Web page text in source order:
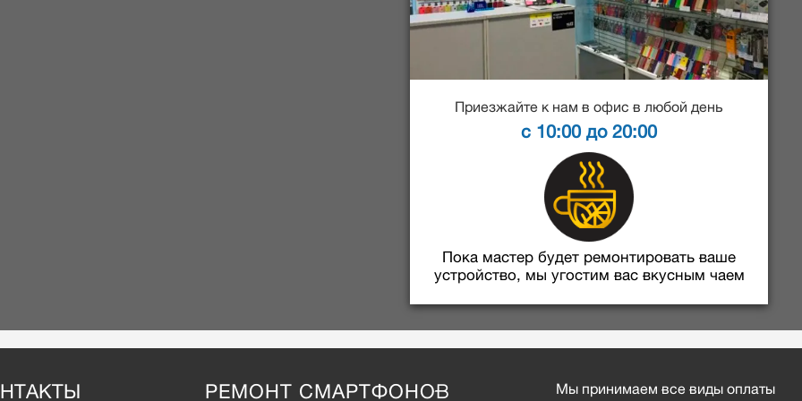
Приезжайте к нам в офис в любой день
с 10:00 до 20:00
Пока мастер будет ремонтировать ваше
устройство, мы угостим вас вкусным чаем
РЕМОНТ СМАРТФОНОВ Мы принимаем все виды оплаты